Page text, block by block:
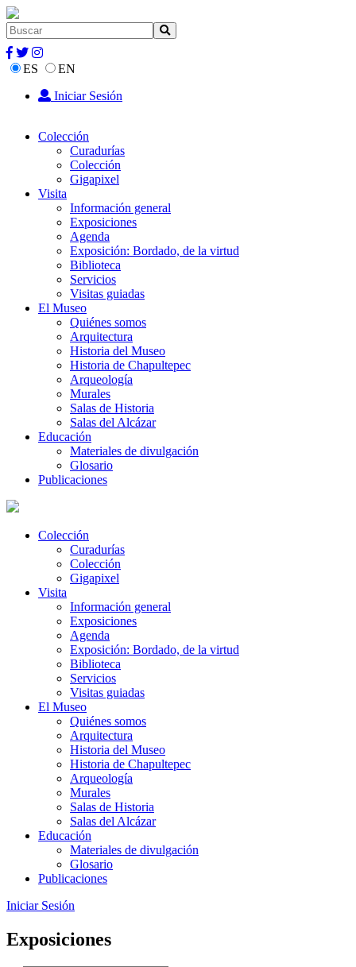
ES
EN
Iniciar Sesión
Colección
Curadurías
Colección
Gigapixel
Visita
Información general
Exposiciones
Agenda
Exposición: Bordado, de la virtud
Biblioteca
Servicios
Visitas guiadas
El Museo
Quiénes somos
Arquitectura
Historia del Museo
Historia de Chapultepec
Arqueología
Murales
Salas de Historia
Salas del Alcázar
Educación
Materiales de divulgación
Glosario
Publicaciones
Colección
Curadurías
Colección
Gigapixel
Visita
Información general
Exposiciones
Agenda
Exposición: Bordado, de la virtud
Biblioteca
Servicios
Visitas guiadas
El Museo
Quiénes somos
Arquitectura
Historia del Museo
Historia de Chapultepec
Arqueología
Murales
Salas de Historia
Salas del Alcázar
Educación
Materiales de divulgación
Glosario
Publicaciones
Iniciar Sesión
Exposiciones